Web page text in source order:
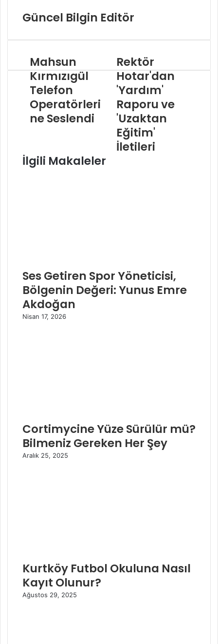
Güncel Bilgin Editör
Mahsun
Kırmızıgül
Telefon
Operatörleri
ne Seslendi
Rektör
Hotar'dan
'Yardım'
Raporu ve
'Uzaktan
Eğitim'
İletileri
İlgili Makaleler
Ses Getiren Spor Yöneticisi,
Bölgenin Değeri: Yunus Emre
Akdoğan
Nisan 17, 2026
Cortimycine Yüze Sürülür mü?
Bilmeniz Gereken Her Şey
Aralık 25, 2025
Kurtköy Futbol Okuluna Nasıl
Kayıt Olunur?
Ağustos 29, 2025